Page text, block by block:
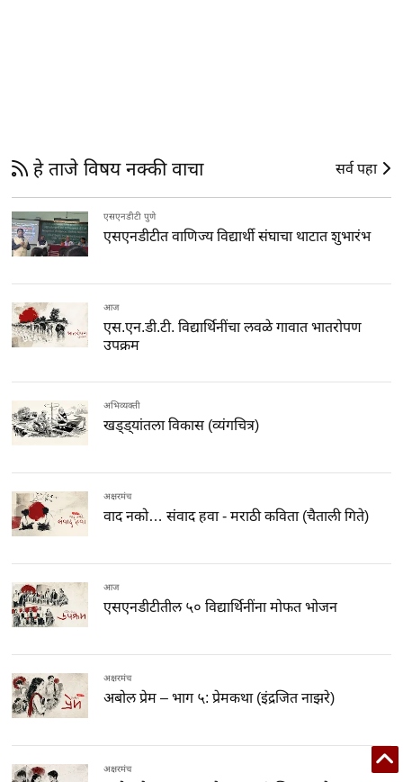
हे ताजे विषय नक्की वाचा सर्व पहा
एसएनडीटी पुणे
एसएनडीटीत वाणिज्य विद्यार्थी संघाचा थाटात शुभारंभ
आज
एस.एन.डी.टी. विद्यार्थिनींचा लवळे गावात भातरोपण
उपक्रम
अभिव्यक्ती
खड्ड्यांतला विकास (व्यंगचित्र)
अक्षरमंच
वाद नको… संवाद हवा - मराठी कविता (चैताली गिते)
आज
एसएनडीटीतील ५० विद्यार्थिनींना मोफत भोजन
अक्षरमंच
अबोल प्रेम – भाग ५: प्रेमकथा (इंद्रजित नाझरे)
अक्षरमंच